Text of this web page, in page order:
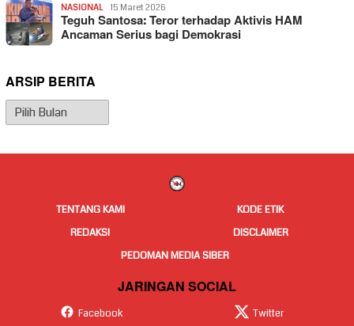
NASIONAL 15 Maret 2026
Teguh Santosa: Teror terhadap Aktivis HAM
Ancaman Serius bagi Demokrasi
ARSIP BERITA
Arsip
Berita
TENTANG KAMI
KODE ETIK
REDAKSI
DISCLAIMER
PEDOMAN MEDIA SIBER
JARINGAN SOCIAL
Facebook Twitter